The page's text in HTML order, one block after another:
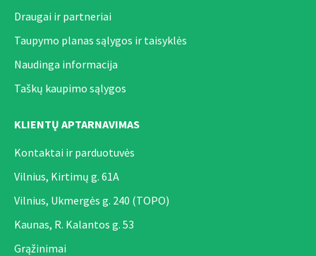
Draugai ir partneriai
Taupymo planas sąlygos ir taisyklės
Naudinga informacija
Taškų kaupimo sąlygos
KLIENTŲ APTARNAVIMAS
Kontaktai ir parduotuvės
Vilnius, Kirtimų g. 61A
Vilnius, Ukmergės g. 240 (TOPO)
Kaunas, R. Kalantos g. 53
Grąžinimai